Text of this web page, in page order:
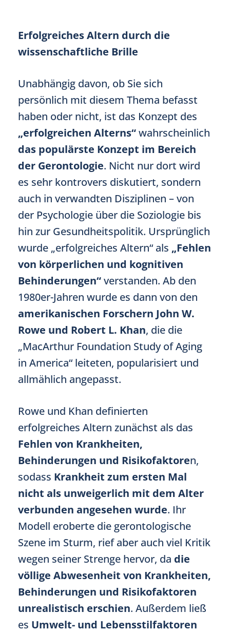
Erfolgreiches Altern durch die
wissenschaftliche Brille
Unabhängig davon, ob Sie sich
persönlich mit diesem Thema befasst
haben oder nicht, ist das Konzept des
„erfolgreichen Alterns“wahrscheinlich
das populärste Konzept im Bereich
der Gerontologie. Nicht nur dort wird
es sehr kontrovers diskutiert, sondern
auch in verwandten Disziplinen – von
der Psychologie über die Soziologie bis
hin zur Gesundheitspolitik. Ursprünglich
wurde „erfolgreiches Altern“ als „Fehlen
von körperlichen und kognitiven
Behinderungen“verstanden. Ab den
1980er-Jahren wurde es dann von den
amerikanischen Forschern John W.
Rowe und Robert L. Khan, die die
„MacArthur Foundation Study of Aging
in America“ leiteten, popularisiert und
allmählich angepasst.
Rowe und Khan definierten
erfolgreiches Altern zunächst als das
Fehlen von Krankheiten,
Behinderungen und Risikofaktoren,
sodass Krankheit zum ersten Mal
nicht als unweigerlich mit dem Alter
verbunden angesehen wurde. Ihr
Modell eroberte die gerontologische
Szene im Sturm, rief aber auch viel Kritik
wegen seiner Strenge hervor, da die
völlige Abwesenheit von Krankheiten,
Behinderungen und Risikofaktoren
unrealistisch erschien. Außerdem ließ
es Umwelt- und Lebensstilfaktoren